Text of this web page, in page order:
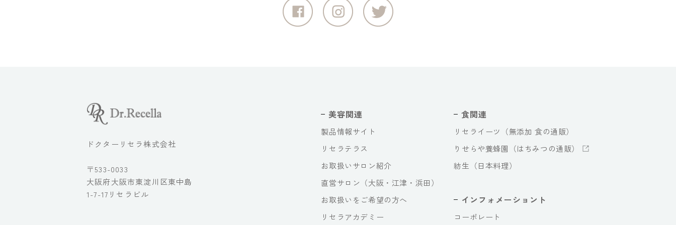
ドクターリセラ株式会社
〒533-0033
大阪府大阪市東淀川区東中島
1-7-17リセラビル
美容関連
製品情報サイト
リセラテラス
お取扱いサロン紹介
直営サロン（大阪・江津・浜田）
お取扱いをご希望の方へ
リセラアカデミー
食関連
リセライーツ（無添加 食の通販）
りせらや養蜂園（はちみつの通販）
紡生（日本料理）
インフォメーショント
コーポレート